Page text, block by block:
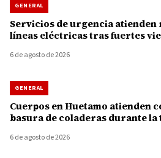
GENERAL
Servicios de urgencia
líneas eléctricas tras fuertes
6 de agosto de 2026
GENERAL
Cuerpos en Huetamo
basura de coladeras durante
6 de agosto de 2026